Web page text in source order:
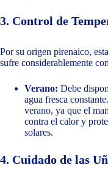
3. Control de
Por su origen pirenaico,
sufre considerablemente
Verano: Debe
agua fresca
verano, ya que el
contra el calor y
solares.
4. Cuidado de las